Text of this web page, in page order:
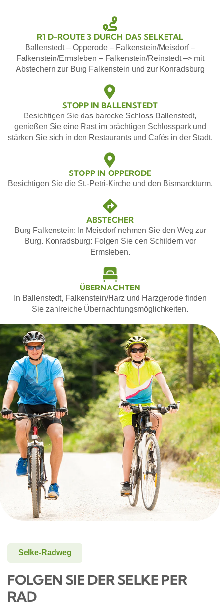
R1 D-ROUTE 3 DURCH DAS SELKETAL
Ballenstedt – Opperode – Falkenstein/Meisdorf –
Falkenstein/Ermsleben – Falkenstein/Reinstedt –> mit
Abstechern zur Burg Falkenstein und zur Konradsburg
STOPP IN BALLENSTEDT
Besichtigen Sie das barocke Schloss Ballenstedt,
genießen Sie eine Rast im prächtigen Schlosspark und
stärken Sie sich in den Restaurants und Cafés in der Stadt.
STOPP IN OPPERODE
Besichtigen Sie die St.-Petri-Kirche und den Bismarckturm.
ABSTECHER
Burg Falkenstein: In Meisdorf nehmen Sie den Weg zur
Burg. Konradsburg: Folgen Sie den Schildern vor
Ermsleben.
ÜBERNACHTEN
In Ballenstedt, Falkenstein/Harz und Harzgerode finden
Sie zahlreiche Übernachtungsmöglichkeiten.
Selke-Radweg
FOLGEN SIE DER SELKE PER
RAD